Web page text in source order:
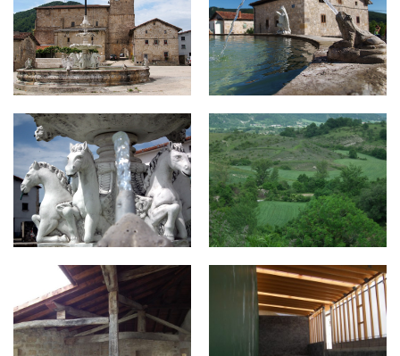
co5.jpg co7.jpg
co8-800x430.jpg co9-500x430.jpg